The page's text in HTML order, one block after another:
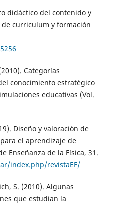
didáctico del contenido y
de curriculum y formación
Categorías
conocimiento estratégico
educativas (Vol.
Diseño y valoración de
el aprendizaje de
Enseñanza de la Física, 31.
index.php/revistaEF/
S. (2010). Algunas
que estudian la